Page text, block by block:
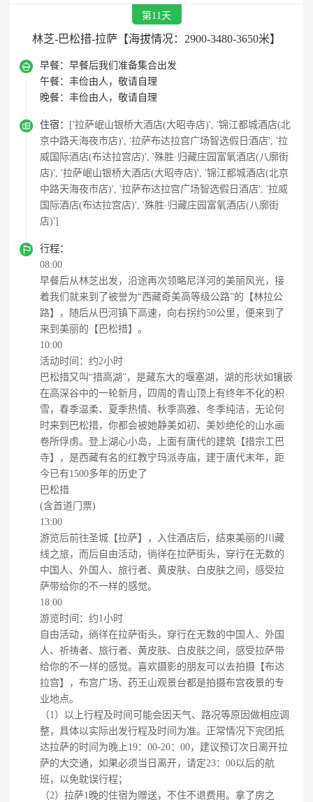
第11天
林芝-巴松措-拉萨【海拔情况：2900-3480-3650米】
 早餐： 早餐后我们准备集合出发
午餐： 丰俭由人，敬请自理
晚餐： 丰俭由人，敬请自理
 住宿：
['拉萨岷山银桥大酒店(大昭寺店)', '锦江都城酒店(北
京中路天海夜市店)', '拉萨布达拉宫广场智选假日酒店', '拉
威国际酒店(布达拉宫店)', '殊胜·归藏庄园富氧酒店(八廓街
店)', '拉萨岷山银桥大酒店(大昭寺店)', '锦江都城酒店(北京
中路天海夜市店)', '拉萨布达拉宫广场智选假日酒店', '拉威
国际酒店(布达拉宫店)', '殊胜·归藏庄园富氧酒店(八廓街
店)']

行程：
08:00
早餐后从林芝出发，沿途再次领略尼洋河的美丽风光，接
着我们就来到了被誉为“西藏奇美高等级公路”的【林拉公
路】，随后从巴河镇下高速，向右拐约50公里，便来到了
来到美丽的【巴松措】。
10:00
活动时间：约2小时
巴松措又叫“措高湖”，是藏东大的堰塞湖，湖的形状如镶嵌
在高深谷中的一轮新月，四周的青山顶上有终年不化的积
雪，春季温柔、夏季热情、秋季高雅、冬季纯洁，无论何
时来到巴松措，你都会被她静美如初、美妙绝伦的山水画
卷所俘虏。登上湖心小岛，上面有唐代的建筑【措宗工巴
寺】，是西藏有名的红教宁玛派寺庙，建于唐代末年，距
今已有1500多年的历史了
巴松措
(含首道门票)
13:00
游览后前往圣城【拉萨】，入住酒店后，结束美丽的川藏
线之旅，而后自由活动，徜徉在拉萨街头，穿行在无数的
中国人、外国人、旅行者、黄皮肤、白皮肤之间，感受拉
萨带给你的不一样的感觉。
18:00
游览时间：约1小时
自由活动，徜徉在拉萨街头，穿行在无数的中国人、外国
人、祈祷者、旅行者、黄皮肤、白皮肤之间，感受拉萨带
给你的不一样的感觉。喜欢摄影的朋友可以去拍摄【布达
拉宫】，布宫广场、药王山观景台都是拍摄布宫夜景的专
业地点。
（1）以上行程及时间可能会因天气、路况等原因做相应调
整，具体以实际出发行程及时间为准。正常情况下完团抵
达拉萨的时间为晚上19：00-20：00，建议预订次日离开拉
萨的大交通，如果必须当日离开，请定23：00以后的航
班，以免耽误行程；
（2）拉萨1晚的住宿为赠送，不住不退费用。拿了房之